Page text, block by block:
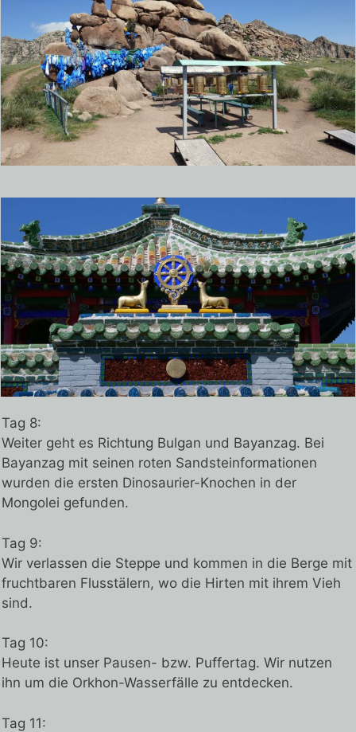
Tag 8:
Weiter geht es Richtung Bulgan und Bayanzag. Bei
Bayanzag mit seinen roten Sandsteinformationen
wurden die ersten Dinosaurier-Knochen in der
Mongolei gefunden.
Tag 9:
Wir verlassen die Steppe und kommen in die Berge mit
fruchtbaren Flusstälern, wo die Hirten mit ihrem Vieh
sind.
Tag 10:
Heute ist unser Pausen- bzw. Puffertag. Wir nutzen
ihn um die Orkhon-Wasserfälle zu entdecken.
Tag 11: